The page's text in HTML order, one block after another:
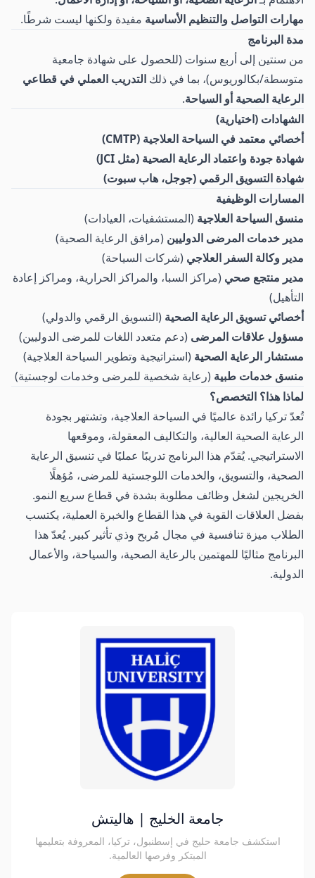
مهارات التواصل والتنظيم الأساسية مفيدة ولكنها ليست شرطًا.
مدة البرنامج
من سنتين إلى أربع سنوات (للحصول على شهادة جامعية
متوسطة/بكالوريوس)، بما في ذلك التدريب العملي في قطاعي
الرعاية الصحية أو السياحة.
الشهادات (اختيارية)
أخصائي معتمد في السياحة العلاجية (CMTP)
شهادة جودة واعتماد الرعاية الصحية (مثل JCI)
شهادة التسويق الرقمي (جوجل، هاب سبوت)
المسارات الوظيفية
منسق السياحة العلاجية (المستشفيات، العيادات)
مدير خدمات المرضى الدوليين (مرافق الرعاية الصحية)
مدير وكالة السفر العلاجي (شركات السياحة)
مدير منتجع صحي (مراكز السبا، والمراكز الحرارية، ومراكز إعادة
التأهيل)
أخصائي تسويق الرعاية الصحية (التسويق الرقمي والدولي)
مسؤول علاقات المرضى (دعم متعدد اللغات للمرضى الدوليين)
مستشار الرعاية الصحية (استراتيجية وتطوير السياحة العلاجية)
منسق خدمات طبية (رعاية شخصية للمرضى وخدمات لوجستية)
لماذا هذا؟ التخصص؟
تُعدّ تركيا رائدة عالميًا في السياحة العلاجية، وتشتهر بجودة
الرعاية الصحية العالية، والتكاليف المعقولة، وموقعها
الاستراتيجي. يُقدّم هذا البرنامج تدريبًا عمليًا في تنسيق الرعاية
الصحية، والتسويق، والخدمات اللوجستية للمرضى، مُؤهلًا
الخريجين لشغل وظائف مطلوبة بشدة في قطاع سريع النمو.
بفضل العلاقات القوية في هذا القطاع والخبرة العملية، يكتسب
الطلاب ميزة تنافسية في مجال مُربح وذي تأثير كبير. يُعدّ هذا
البرنامج مثاليًا للمهتمين بالرعاية الصحية، والسياحة، والأعمال
الدولية.
جامعة الخليج | هاليتش
استكشف جامعة حليج في إسطنبول، تركيا، المعروفة بتعليمها
المبتكر وفرصها العالمية.